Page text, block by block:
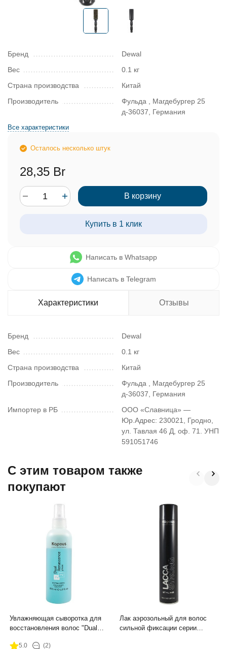
Бренд
Dewal
Вес
0.1 кг
Страна производства
Китай
Производитель
Фульда , Магдебургер 25
д-36037, Германия
Все характеристики
Осталось несколько штук
28,35 Br
В корзину
Купить в 1 клик
Написать в Whatsapp
Написать в Telegram
Характеристики Отзывы
Бренд
Dewal
Вес
0.1 кг
Страна производства
Китай
Производитель
Фульда , Магдебургер 25
д-36037, Германия
Импортер в РБ
ООО «Славница» —
Юр.Адрес: 230021, Гродно,
ул. Тавлая 46 Д, оф. 71. УНП
591051746
C этим товаром также
покупают
Увлажняющая сыворотка для
восстановления волос "Dual
5.0 (2)
Лак аэрозольный для волос
сильной фиксации серии